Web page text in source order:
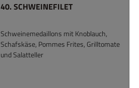
40. SCHWEINEFILET
Schweinemedaillons mit Knoblauch,
Schafskäse, Pommes Frites, Grilltomate
und Salatteller